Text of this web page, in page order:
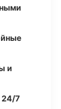
и
24/7